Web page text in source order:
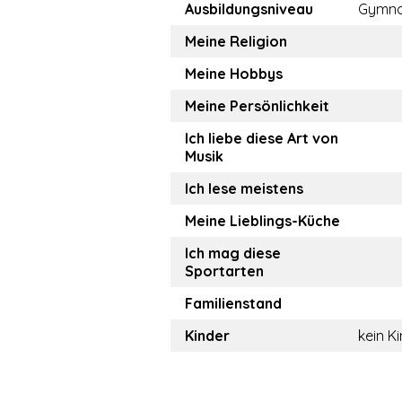
Ausbildungsniveau
Meine Religion
Meine Hobbys
Meine Persönlichkeit
Ich liebe diese Art von
Musik
Ich lese meistens
Meine Lieblings-Küche
Ich mag diese
Sportarten
Familienstand
Kinder
kein